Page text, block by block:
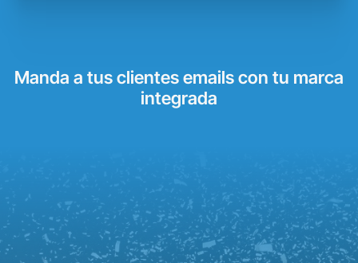
Manda a tus clientes emails con tu marca
integrada